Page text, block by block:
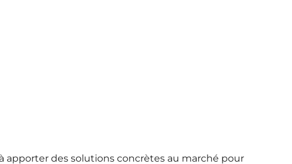
apporter des solutions concrètes au marché pour